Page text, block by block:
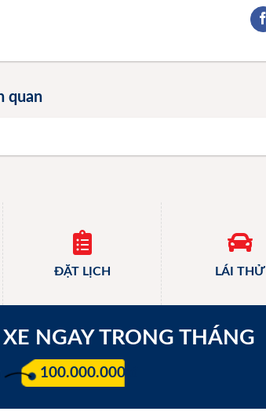
quan
ĐẶT LỊCH LÁI THỬ
NGAY TRONG THÁNG
100.000.000 đ